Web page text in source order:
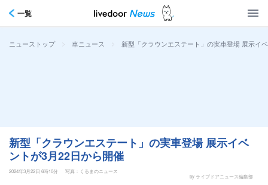
一覧
ニューストップ > 車ニュース > 新型「クラウンエステート」の実車登場 展示イ
新型「クラウンエステート」の実車登場 展示イベ
ントが3月22日から開催
2024年3月22日 6時10分
写真：くるまのニュース
by ライブドアニュース編集部